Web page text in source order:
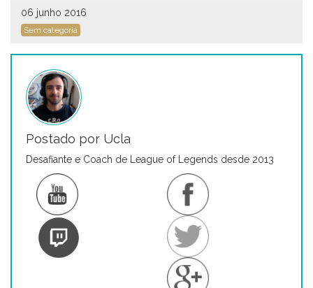
06 junho 2016
Sem categoria
Postado por Ucla
Desafiante e Coach de League of Legends desde 2013